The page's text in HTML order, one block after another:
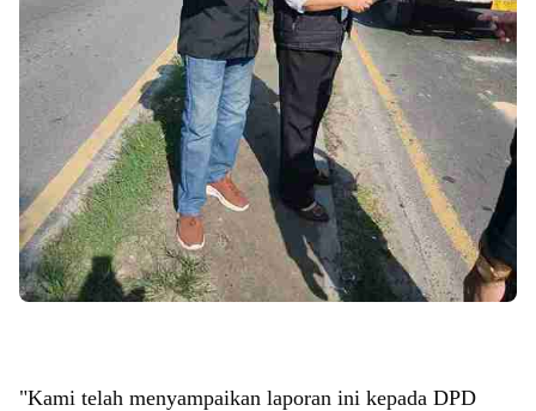
"Kami telah menyampaikan laporan ini kepada DPD